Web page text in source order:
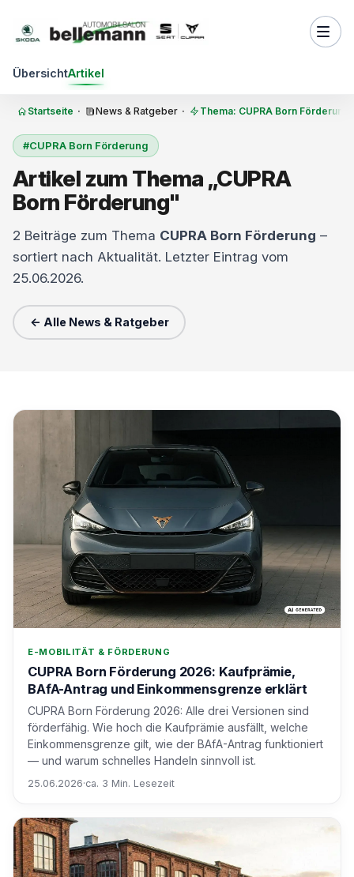
ÜbersichtArtikel
Startseite · News & Ratgeber · Thema: CUPRA Born Förderung
#CUPRA Born Förderung
Artikel zum Thema „CUPRA
Born Förderung"
2 Beiträge zum Thema CUPRA Born Förderung –
sortiert nach Aktualität. Letzter Eintrag vom
25.06.2026.
← Alle News & Ratgeber
E-MOBILITÄT & FÖRDERUNG
CUPRA Born Förderung 2026: Kaufprämie,
BAfA-Antrag und Einkommensgrenze erklärt
CUPRA Born Förderung 2026: Alle drei Versionen sind
förderfähig. Wie hoch die Kaufprämie ausfällt, welche
Einkommensgrenze gilt, wie der BAfA-Antrag funktioniert
— und warum schnelles Handeln sinnvoll ist.
25.06.2026·ca. 3 Min. Lesezeit